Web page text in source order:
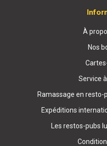
À
Nos
Service
Ramassage en
Expéditions
Les restos-pubs